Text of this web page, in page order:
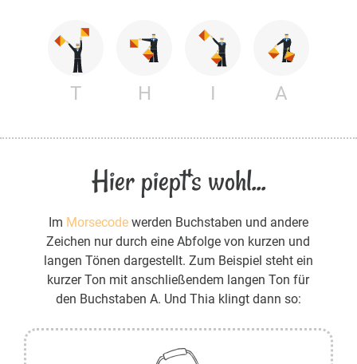
T H I A
Hier piept's wohl...
Im Morsecodewerden Buchstaben und andere
Zeichen nur durch eine Abfolge von kurzen und
langen Tönen dargestellt. Zum Beispiel steht ein
kurzer Ton mit anschließendem langen Ton für
den Buchstaben A. Und Thia klingt dann so: